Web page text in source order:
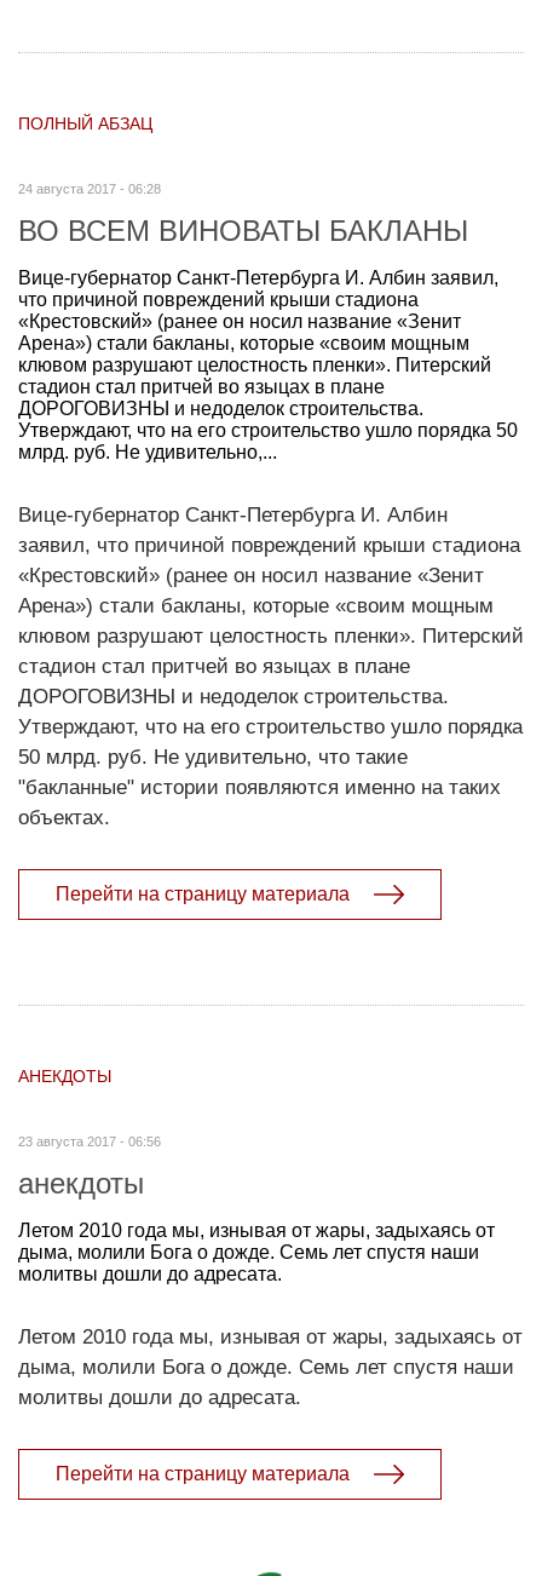
ПОЛНЫЙ АБЗАЦ
24 августа 2017 - 06:28
ВО ВСЕМ ВИНОВАТЫ БАКЛАНЫ
Вице-губернатор Санкт-Петербурга И. Албин заявил,
что причиной повреждений крыши стадиона
«Крестовский» (ранее он носил название «Зенит
Арена») стали бакланы, которые «своим мощным
клювом разрушают целостность пленки». Питерский
стадион стал притчей во языцах в плане
ДОРОГОВИЗНЫ и недоделок строительства.
Утверждают, что на его строительство ушло порядка 50
млрд. руб. Не удивительно,...
Вице-губернатор Санкт-Петербурга И. Албин
заявил, что причиной повреждений крыши стадиона
«Крестовский» (ранее он носил название «Зенит
Арена») стали бакланы, которые «своим мощным
клювом разрушают целостность пленки». Питерский
стадион стал притчей во языцах в плане
ДОРОГОВИЗНЫ и недоделок строительства.
Утверждают, что на его строительство ушло порядка
50 млрд. руб. Не удивительно, что такие
"бакланные" истории появляются именно на таких
объектах.
Перейти на страницу материала
АНЕКДОТЫ
23 августа 2017 - 06:56
анекдоты
Летом 2010 года мы, изнывая от жары, задыхаясь от
дыма, молили Бога о дожде. Семь лет спустя наши
молитвы дошли до адресата.
Летом 2010 года мы, изнывая от жары, задыхаясь от
дыма, молили Бога о дожде. Семь лет спустя наши
молитвы дошли до адресата.
Перейти на страницу материала